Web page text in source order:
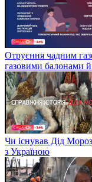
Отруєння чадним
газовими балонами
Чи існував Дід
з Україною